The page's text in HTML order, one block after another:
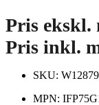
Pris ekskl.
Pris inkl.
SKU:
MPN: